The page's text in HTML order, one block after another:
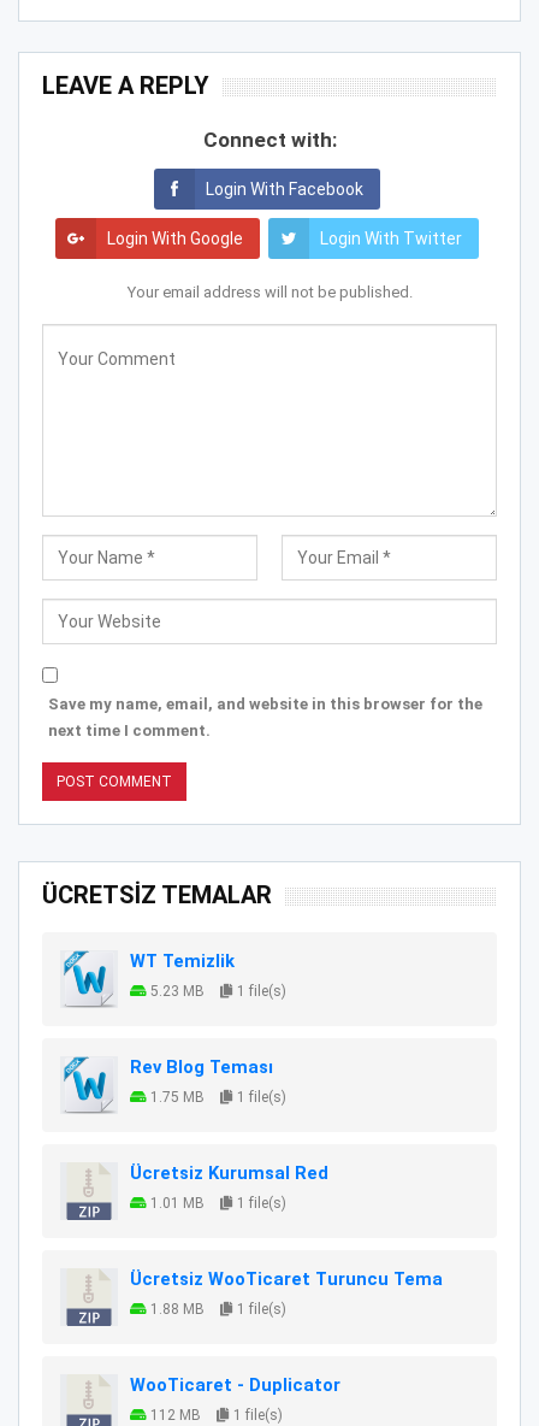
LEAVE A REPLY
Connect with:
Login With Facebook
Login With Google Login With Twitter
Your email address will not be published.
Save my name, email, and website in this browser for the
next time I comment.
ÜCRETSİZ TEMALAR
WT Temizlik
5.23 MB 1 file(s)
Rev Blog Teması
1.75 MB 1 file(s)
Ücretsiz Kurumsal Red
1.01 MB 1 file(s)
Ücretsiz WooTicaret Turuncu Tema
1.88 MB 1 file(s)
WooTicaret - Duplicator
112 MB 1 file(s)